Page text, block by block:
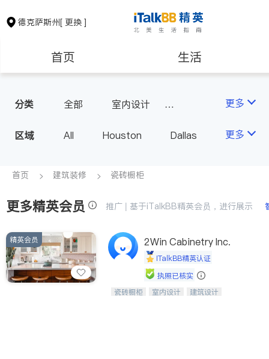
德克萨斯州[ 更换 ]
首页 生活
保险理财 房地产租售
银行贷款
建筑装修 教育
养老 非盈利组织
分类 全部
室内设计
更多
区域 All Houston
Dallas
TX - Other Cities
更多
首页 建筑装修 瓷砖橱柜
更多精英会员 推广 | 基于iTalkBB精英会员，进行展示
精英会员 2Win Cabinetry Inc.
iTalkBB精英认证
执照已核实
中华橱柜石材公司以实惠的价格提供实
瓷砖橱柜 室内设计
建筑设计